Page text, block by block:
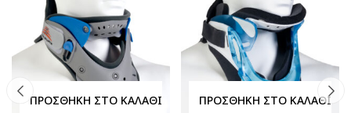
ΠΡΟΣΘΉΚΗ ΣΤΟ ΚΑΛΆΘΙ ΠΡΟΣΘΉΚΗ ΣΤΟ ΚΑΛΆΘΙ